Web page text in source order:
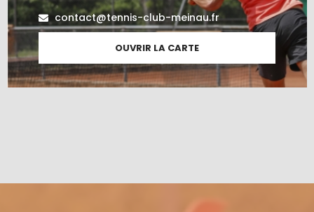
contact@tennis-club-meinau.fr
OUVRIR LA CARTE